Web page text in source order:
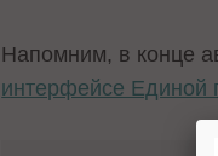
Напомним, в конце
интерфейсе Единой